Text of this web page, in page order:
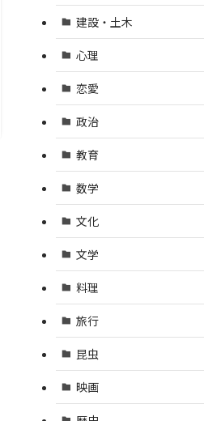
建設・土木
心理
恋愛
政治
教育
数学
文化
文学
料理
旅行
昆虫
映画